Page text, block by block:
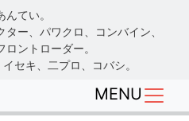
Skip
to
main
content
てい。
ー、パワクロ、コンバイン、
ントローダー。
セキ、二プロ、コバシ。
MENU